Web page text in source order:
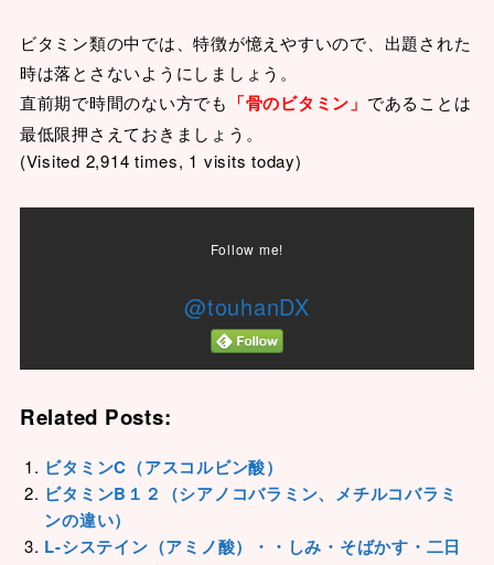
ビタミン類の中では、特徴が憶えやすいので、出題された
時は落とさないようにしましょう。
直前期で時間のない方でも 「骨のビタミン」 であることは
最低限押さえておきましょう。
(Visited 2,914 times, 1 visits today)
Follow me!
@touhanDX
Related Posts:
ビタミンC（アスコルビン酸）
ビタミンB１２（シアノコバラミン、メチルコバラミ
ンの違い）
L-システイン（アミノ酸）・・しみ・そばかす・二日